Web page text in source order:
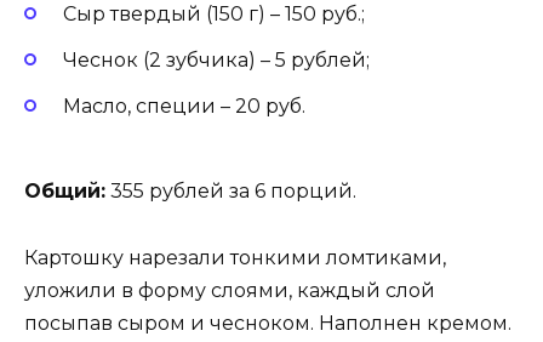
Сыр твердый (150 г) – 150 руб.;
Чеснок (2 зубчика) – 5 рублей;
Масло, специи – 20 руб.
Общий: 355 рублей за 6 порций.
Картошку нарезали тонкими ломтиками,
уложили в форму слоями, каждый слой
посыпав сыром и чесноком. Наполнен кремом.